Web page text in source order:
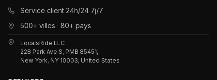
Service client 24h/24 7j/7
500+ villes · 80+ pays
LocalsRide LLC
228 Park Ave S, PMB 85451,
New York, NY 10003, United States